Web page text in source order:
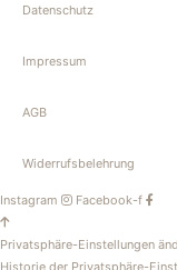
Datenschutz
Impressum
AGB
Widerrufsbelehrung
Instagram Facebook-f
Privatsphäre-Einstellungen
Historie der Privatsphäre-